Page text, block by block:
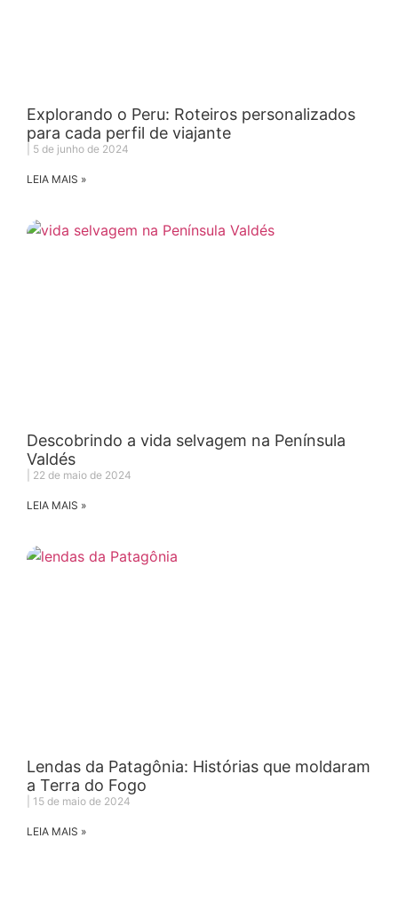
Explorando o Peru: Roteiros personalizados
para cada perfil de viajante
5 de junho de 2024
LEIA MAIS »
Descobrindo a vida selvagem na Península
Valdés
22 de maio de 2024
LEIA MAIS »
Lendas da Patagônia: Histórias que moldaram
a Terra do Fogo
15 de maio de 2024
LEIA MAIS »